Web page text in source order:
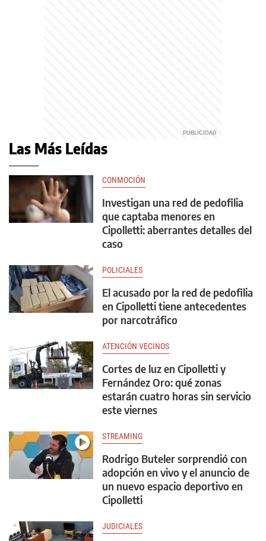
Las Más Leídas
CONMOCIÓN
Investigan una red de pedofilia
que captaba menores en
Cipolletti: aberrantes detalles del
caso
POLICIALES
El acusado por la red de pedofilia
en Cipolletti tiene antecedentes
por narcotráfico
ATENCIÓN VECINOS
Cortes de luz en Cipolletti y
Fernández Oro: qué zonas
estarán cuatro horas sin servicio
este viernes
STREAMING
Rodrigo Buteler sorprendió con
adopción en vivo y el anuncio de
un nuevo espacio deportivo en
Cipolletti
JUDICIALES